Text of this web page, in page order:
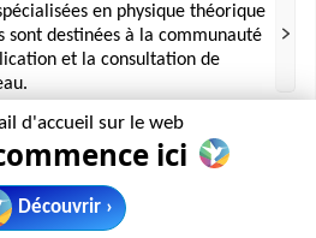
en physique théorique
sont destinées à la communauté
et la consultation de
d'accueil sur le web
ici
Découvrir ›